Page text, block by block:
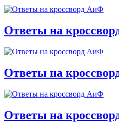
Ответы на
Ответы на
Ответы на